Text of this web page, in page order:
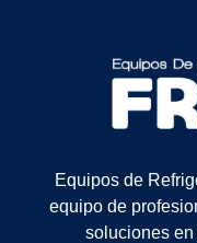
Equipos de
equipo de
soluciones